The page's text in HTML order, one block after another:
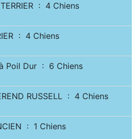
: 4 Chiens
: 4 Chiens
à Poil Dur : 6 Chiens
RUSSELL : 4 Chiens
: 1 Chiens